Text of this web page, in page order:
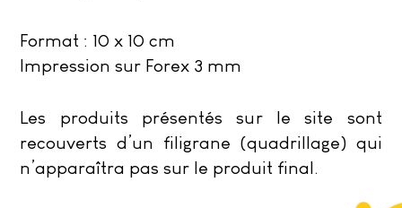
Format : 10 x 10 cm
Impression sur Forex 3 mm
Les produits présentés sur le site sont
recouverts d’un filigrane (quadrillage) qui
n’apparaîtra pas sur le produit final.